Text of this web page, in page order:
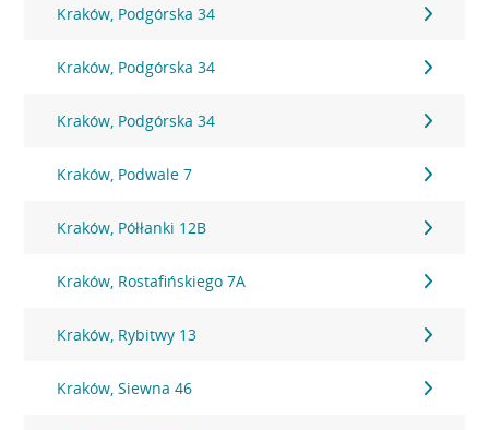
Kraków, Podgórska 34
Kraków, Podgórska 34
Kraków, Podgórska 34
Kraków, Podwale 7
Kraków, Półłanki 12B
Kraków, Rostafińskiego 7A
Kraków, Rybitwy 13
Kraków, Siewna 46